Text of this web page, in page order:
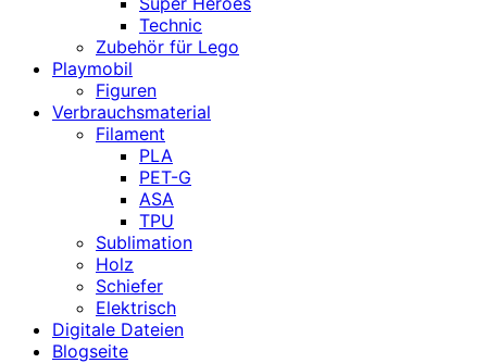
Technic
Zubehör für Lego
Playmobil
Figuren
Verbrauchsmaterial
Filament
PLA
PET-G
ASA
TPU
Sublimation
Holz
Schiefer
Elektrisch
Digitale Dateien
Blogseite